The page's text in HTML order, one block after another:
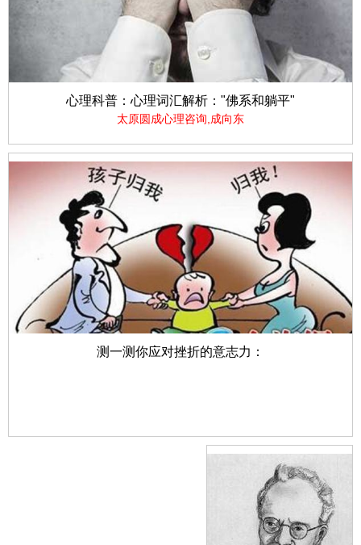
心理科普：心理词汇解析："佛系和躺平"
太原圆成心理咨询,成向东
测一测你应对挫折的意志力：